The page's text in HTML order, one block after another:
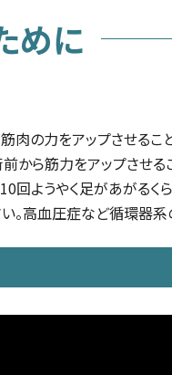
めに
の力をアップさせるこ
ら筋力をアップさせる
回ようやく足があがるく
。高血圧症など循環器